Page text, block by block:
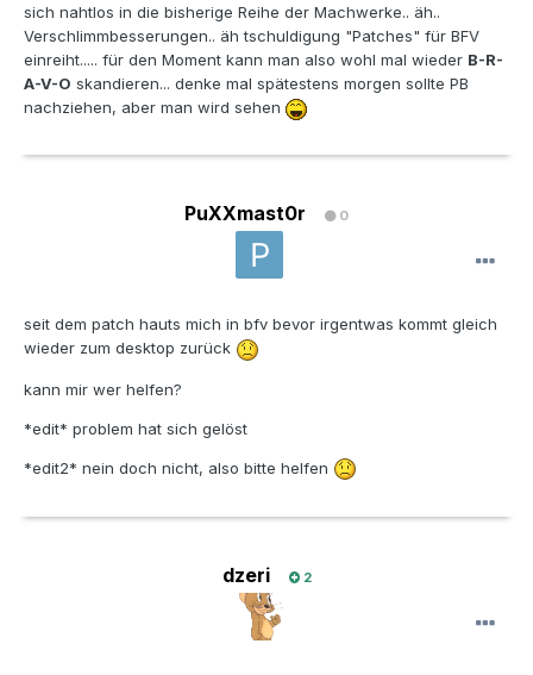
sich nahtlos in die bisherige Reihe der Machwerke.. äh..
Verschlimmbesserungen.. äh tschuldigung "Patches" für BFV
einreiht..... für den Moment kann man also wohl mal wieder B-R-
A-V-O skandieren... denke mal spätestens morgen sollte PB
nachziehen, aber man wird sehen
PuXXmast0r 0
seit dem patch hauts mich in bfv bevor irgentwas kommt gleich
wieder zum desktop zurück
kann mir wer helfen?
*edit* problem hat sich gelöst
*edit2* nein doch nicht, also bitte helfen
dzeri 2